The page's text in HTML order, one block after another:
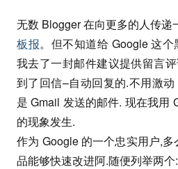
无数 Blogger 在向更多的人传递
板报。但不知道给 Google 这
我去了一封邮件建议提供留言
到了回信–自动回复的.不用激动
是 Gmail 发送的邮件. 现在我用
的现象发生.
作为 Google 的一个忠实用户,
品能够快速改进阿.随便列举两个: